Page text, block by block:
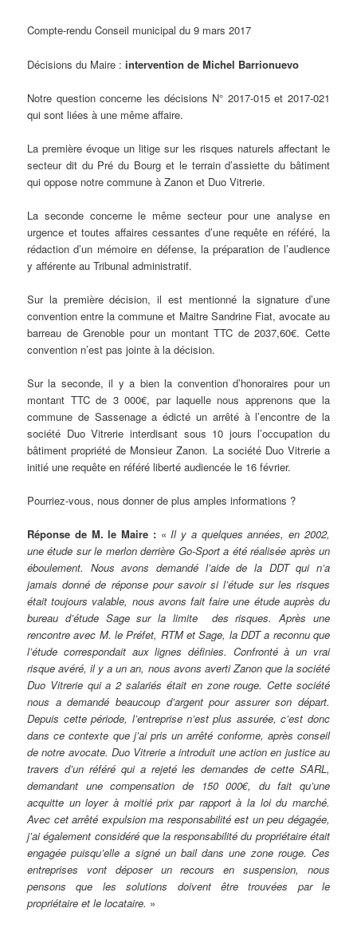
Compte-rendu Conseil municipal du 9 mars 2017
Décisions du Maire :intervention de Michel Barrionuevo
Notre question concerne les décisions N° 2017-015 et 2017-021
qui sont liées à une même affaire.
La première évoque un litige sur les risques naturels affectant le
secteur dit du Pré du Bourg et le terrain d’assiette du bâtiment
qui oppose notre commune à Zanon et Duo Vitrerie.
La seconde concerne le même secteur pour une analyse en
urgence et toutes affaires cessantes d’une requête en référé, la
rédaction d’un mémoire en défense, la préparation de l’audience
y afférente au Tribunal administratif.
Sur la première décision, il est mentionné la signature d’une
convention entre la commune et Maitre Sandrine Fiat, avocate au
barreau de Grenoble pour un montant TTC de 2037,60€. Cette
convention n’est pas jointe à la décision.
Sur la seconde, il y a bien la convention d’honoraires pour un
montant TTC de 3 000€, par laquelle nous apprenons que la
commune de Sassenage a édicté un arrêté à l’encontre de la
société Duo Vitrerie interdisant sous 10 jours l’occupation du
bâtiment propriété de Monsieur Zanon. La société Duo Vitrerie a
initié une requête en référé liberté audiencée le 16 février.
Pourriez-vous, nous donner de plus amples informations ?
Réponse de M. le Maire :«Il y a quelques années, en 2002,
une étude sur le merlon derrière Go-Sport a été réalisée après un
éboulement. Nous avons demandé l’aide de la DDT qui n’a
jamais donné de réponse pour savoir si l’étude sur les risques
était toujours valable, nous avons fait faire une étude auprès du
bureau d’étude Sage sur la limite des risques. Après une
rencontre avec M. le Préfet, RTM et Sage, la DDT a reconnu que
l’étude correspondait aux lignes définies. Confronté à un vrai
risque avéré, il y a un an, nous avons averti Zanon que la société
Duo Vitrerie qui a 2 salariés était en zone rouge. Cette société
nous a demandé beaucoup d’argent pour assurer son départ.
Depuis cette période, l’entreprise n’est plus assurée, c’est donc
dans ce contexte que j’ai pris un arrêté conforme, après conseil
de notre avocate. Duo Vitrerie a introduit une action en justice au
travers d’un référé qui a rejeté les demandes de cette SARL,
demandant une compensation de 150 000€, du fait qu’une
acquitte un loyer à moitié prix par rapport à la loi du marché.
Avec cet arrêté expulsion ma responsabilité est un peu dégagée,
j’ai également considéré que la responsabilité du propriétaire était
engagée puisqu’elle a signé un bail dans une zone rouge. Ces
entreprises vont déposer un recours en suspension, nous
pensons que les solutions doivent être trouvées par le
propriétaire et le locataire. »